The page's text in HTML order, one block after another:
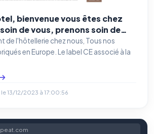
bienvenue vous êtes chez
de vous, prenons soin de
respectueux de
et de notre santé, vivre en
la nature
de l'hôtellerie chez nous, Tous nos
en Europe. Le label CE associé à la
le13/12/2023 à 17:00:56